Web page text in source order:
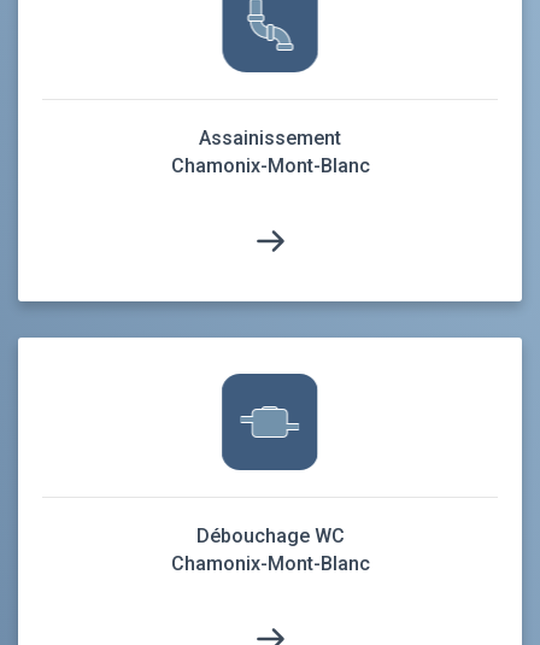
Assainissement
Chamonix-Mont-Blanc
Débouchage WC
Chamonix-Mont-Blanc